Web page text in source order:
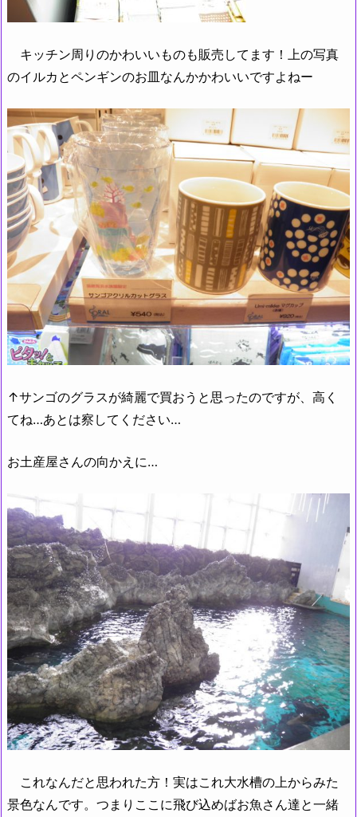
キッチン周りのかわいいものも販売してます！上の写真
のイルカとペンギンのお皿なんかかわいいですよねー
↑サンゴのグラスが綺麗で買おうと思ったのですが、高く
てね…あとは察してください…
お土産屋さんの向かえに…
これなんだと思われた方！実はこれ大水槽の上からみた
景色なんです。つまりここに飛び込めばお魚さん達と一緒